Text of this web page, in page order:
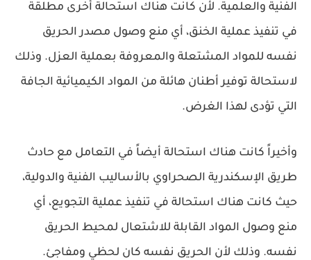
الفنية والعلمية. لأن كانت هناك استحالة أخرى مطلقة
في تنفيذ عملية الخنق، أي منع وصول مصدر الحريق
نفسه للمواد المشتعلة والمعروفة بعملية العزل. وذلك
لاستحالة توفير أطنان هائلة من المواد الكيميائية الجافة
التي تؤدى لهذا الغرض.
وأخيراً كانت هناك استحالة أيضاً في التعامل مع حادث
طريق الإسكندرية الصحراوي بالأساليب الفنية والدولية،
حيث كانت هناك استحالة في تنفيذ عملية التجويع، أي
منع وصول المواد القابلة للاشتعال لمحيط الحريق
نفسه. وذلك لأن الحريق نفسه كان لحظي ومفاجئ.